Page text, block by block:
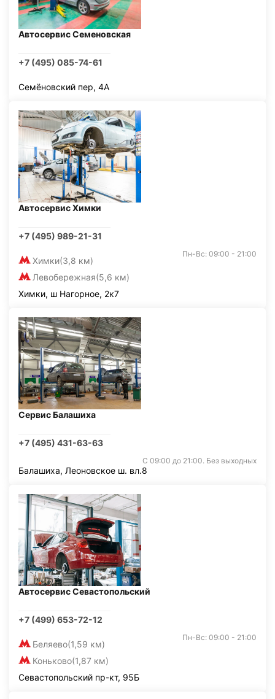
Автосервис Семеновская
+7 (495) 085-74-61
Семёновский пер, 4А
Автосервис Химки
+7 (495) 989-21-31
Химки(3,8 км)
Левобережная(5,6 км)
Пн-Вс: 09:00 - 21:00
Химки, ш Нагорное, 2к7
Сервис Балашиха
+7 (495) 431-63-63
С 09:00 до 21:00. Без выходных
Балашиха, Леоновское ш. вл.8
Автосервис Севастопольский
+7 (499) 653-72-12
Беляево(1,59 км)
Коньково(1,87 км)
Пн-Вс: 09:00 - 21:00
Севастопольский пр-кт, 95Б